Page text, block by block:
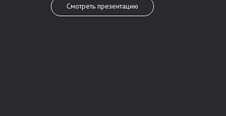
Смотреть презентацию